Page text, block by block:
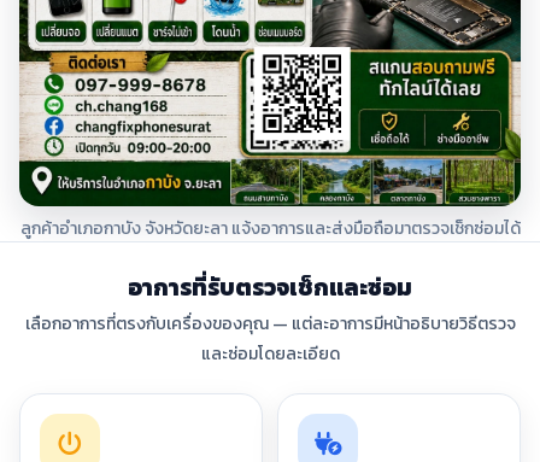
ลูกค้าอำเภอกาบัง จังหวัดยะลา แจ้งอาการและส่งมือถือมาตรวจเช็กซ่อมได้
อาการที่รับตรวจเช็กและซ่อม
เลือกอาการที่ตรงกับเครื่องของคุณ — แต่ละอาการมีหน้าอธิบายวิธีตรวจ
และซ่อมโดยละเอียด